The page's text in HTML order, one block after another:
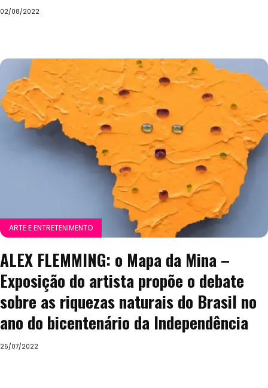
02/08/2022
ARTE E ENTRETENIMENTO
ALEX FLEMMING: o Mapa da Mina –
Exposição do artista propõe o debate
sobre as riquezas naturais do Brasil no
ano do bicentenário da Independência
25/07/2022